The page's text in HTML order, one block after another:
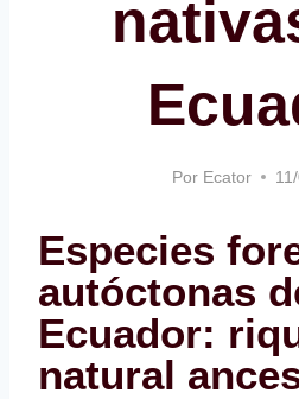
Por Ecator
Especies
autóctonas
Ecuador:
natural